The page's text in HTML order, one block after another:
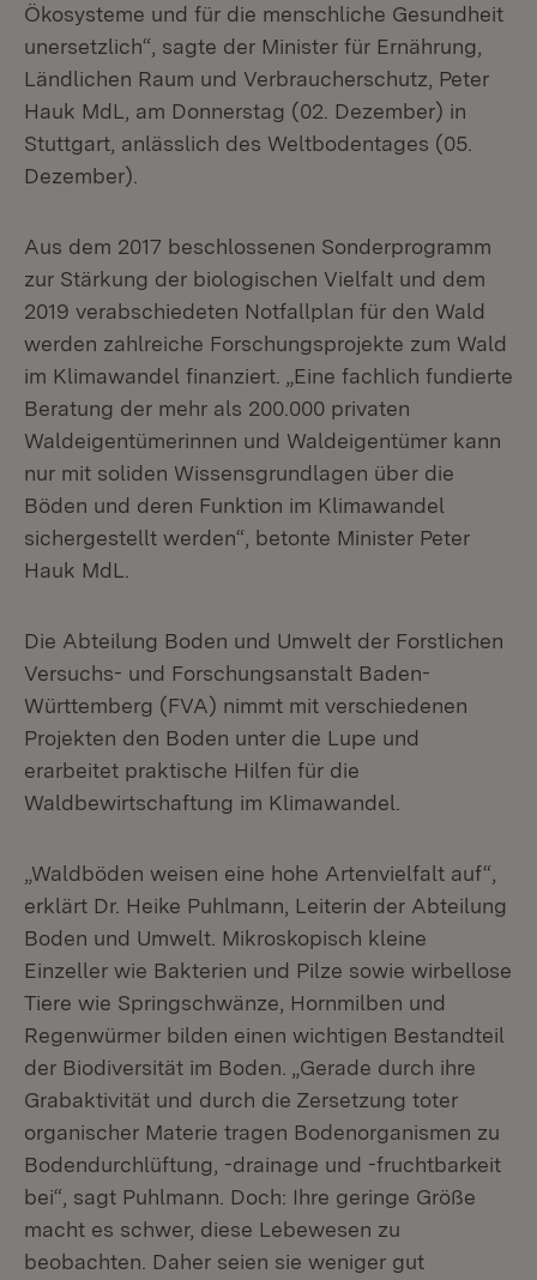
Ökosysteme und für die menschliche Gesundheit
unersetzlich“, sagte der Minister für Ernährung,
Ländlichen Raum und Verbraucherschutz, Peter
Hauk MdL, am Donnerstag (02. Dezember) in
Stuttgart, anlässlich des Weltbodentages (05.
Dezember).
Aus dem 2017 beschlossenen Sonderprogramm
zur Stärkung der biologischen Vielfalt und dem
2019 verabschiedeten Notfallplan für den Wald
werden zahlreiche Forschungsprojekte zum Wald
im Klimawandel finanziert. „Eine fachlich fundierte
Beratung der mehr als 200.000 privaten
Waldeigentümerinnen und Waldeigentümer kann
nur mit soliden Wissensgrundlagen über die
Böden und deren Funktion im Klimawandel
sichergestellt werden“, betonte Minister Peter
Hauk MdL.
Die Abteilung Boden und Umwelt der Forstlichen
Versuchs- und Forschungsanstalt Baden-
Württemberg (FVA) nimmt mit verschiedenen
Projekten den Boden unter die Lupe und
erarbeitet praktische Hilfen für die
Waldbewirtschaftung im Klimawandel.
„Waldböden weisen eine hohe Artenvielfalt auf“,
erklärt Dr. Heike Puhlmann, Leiterin der Abteilung
Boden und Umwelt. Mikroskopisch kleine
Einzeller wie Bakterien und Pilze sowie wirbellose
Tiere wie Springschwänze, Hornmilben und
Regenwürmer bilden einen wichtigen Bestandteil
der Biodiversität im Boden. „Gerade durch ihre
Grabaktivität und durch die Zersetzung toter
organischer Materie tragen Bodenorganismen zu
Bodendurchlüftung, -drainage und -fruchtbarkeit
bei“, sagt Puhlmann. Doch: Ihre geringe Größe
macht es schwer, diese Lebewesen zu
beobachten. Daher seien sie weniger gut